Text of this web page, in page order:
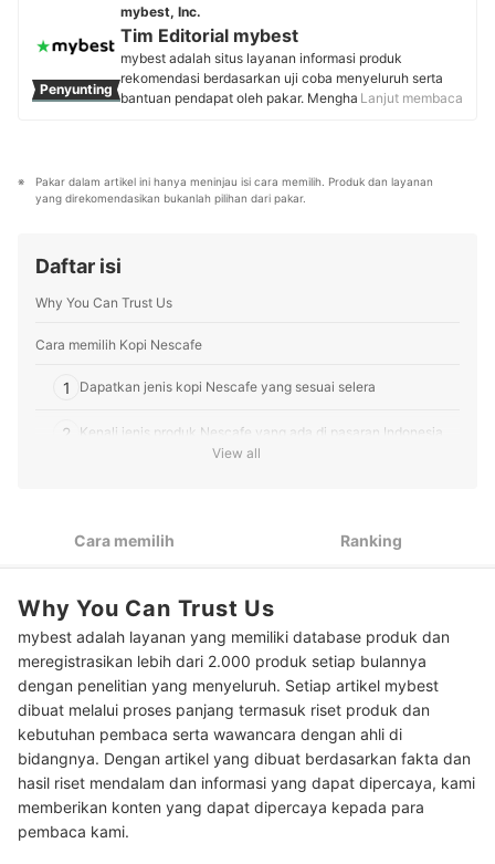
bahwa kedai kopi merupakan sebuah kultur dan bukan
sekadar tempat transaksi. Pengalaman dan
keahliannya menjadikan Lalu sebagai praktisi F&B
yang memahami aspek bisnis sekaligus nilai sosial di
balik secangkir kopi. Kedai kopi yang dikelolanya telah
memiliki cabang di Yogyakarta, Jawa Tengah, dan
Penyunting
mybest, Inc.
Tim Editorial mybest
mybest adalah situs layanan informasi produk
rekomendasi berdasarkan uji coba menyeluruh serta
bantuan pendapat oleh pakar. Menghasilkan konten
sehari-hari, elektronik rumah tangga, hingga jasa bisa
ditemukan di mybest.
Lanjut membaca
Pakar dalam artikel ini hanya meninjau isi cara memilih. Produk dan layanan
yang direkomendasikan bukanlah pilihan dari pakar.
Daftar isi
Why You Can Trust Us
Cara memilih Kopi Nescafe
1 Dapatkan jenis kopi Nescafe yang sesuai selera
2 Kenali jenis produk Nescafe yang ada di pasaran Indonesia
Pertanyaan umum seputar kopi Nesacafe
Apakah kopi Nescafe adalah kopi asli?
Berapa kandungan kafein dalam kopi Nescafe?
Tips dari coffee consultant kami, Lalu Ahmad Alpian
View all
Cara memilih Ranking
Why You Can Trust Us
mybest adalah layanan yang memiliki database produk dan
meregistrasikan lebih dari 2.000 produk setiap bulannya
dengan penelitian yang menyeluruh. Setiap artikel mybest
dibuat melalui proses panjang termasuk riset produk dan
kebutuhan pembaca serta wawancara dengan ahli di
bidangnya. Dengan artikel yang dibuat berdasarkan fakta dan
hasil riset mendalam dan informasi yang dapat dipercaya, kami
memberikan konten yang dapat dipercaya kepada para
pembaca kami.